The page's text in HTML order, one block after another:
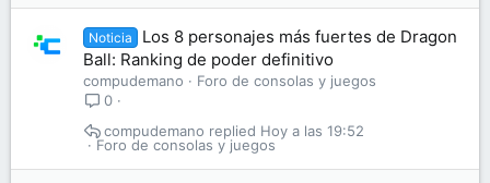
Noticia
Los 8 personajes más fuertes de Dragon
Ball: Ranking de poder definitivo
compudemano
Foro de consolas y juegos
0
Foro de consolas y juegos
Hoy a las 19:52
compudemano